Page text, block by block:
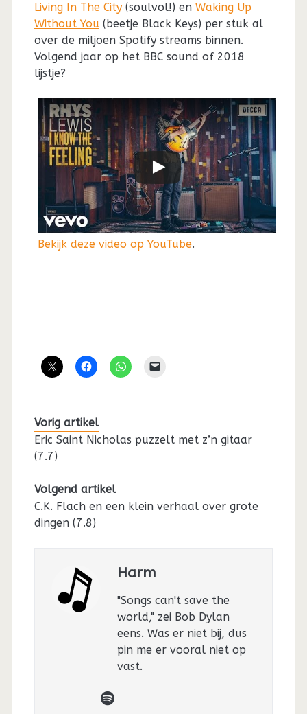
Living In The City(soulvol!) en Waking Up
Without You (beetje Black Keys) per stuk al
over de miljoen Spotify streams binnen.
Volgend jaar op het BBC sound of 2018
lijstje?
Bekijk deze video op YouTube.
Vorig artikel
Eric Saint Nicholas puzzelt met z’n gitaar
(7.7)
Volgend artikel
C.K. Flach en een klein verhaal over grote
dingen (7.8)
Harm
"Songs can't save the
world," zei Bob Dylan
eens. Was er niet bij, dus
pin me er vooral niet op
vast.
spotify